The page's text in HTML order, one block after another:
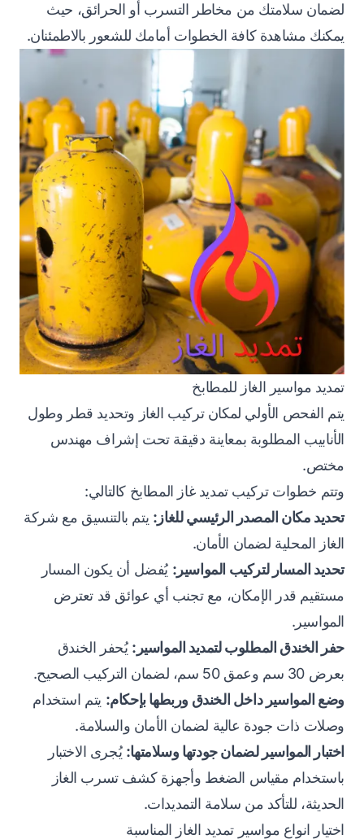
لضمان سلامتك من مخاطر التسرب أو الحرائق، حيث
يمكنك مشاهدة كافة الخطوات أمامك للشعور بالاطمئنان.
تمديد مواسير الغاز للمطابخ
يتم الفحص الأولي لمكان تركيب الغاز وتحديد قطر وطول
الأنابيب المطلوبة بمعاينة دقيقة تحت إشراف مهندس
مختص.
وتتم خطوات تركيب تمديد غاز المطابخ كالتالي:
تحديد مكان المصدر الرئيسي للغاز: يتم بالتنسيق مع شركة
الغاز المحلية لضمان الأمان.
تحديد المسار لتركيب المواسير: يُفضل أن يكون المسار
مستقيم قدر الإمكان، مع تجنب أي عوائق قد تعترض
المواسير.
حفر الخندق المطلوب لتمديد المواسير: يُحفر الخندق
بعرض 30 سم وعمق 50 سم، لضمان التركيب الصحيح.
وضع المواسير داخل الخندق وربطها بإحكام: يتم استخدام
وصلات ذات جودة عالية لضمان الأمان والسلامة.
اختبار المواسير لضمان جودتها وسلامتها: يُجرى الاختبار
باستخدام مقياس الضغط وأجهزة كشف تسرب الغاز
الحديثة، للتأكد من سلامة التمديدات.
اختيار انواع مواسير تمديد الغاز المناسبة